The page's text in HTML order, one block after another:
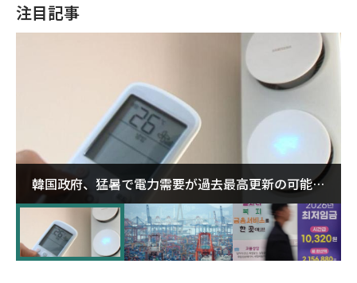
注目記事
韓国政府、猛暑で電力需要が過去最高更新の可能性
に需給対応体制を点検